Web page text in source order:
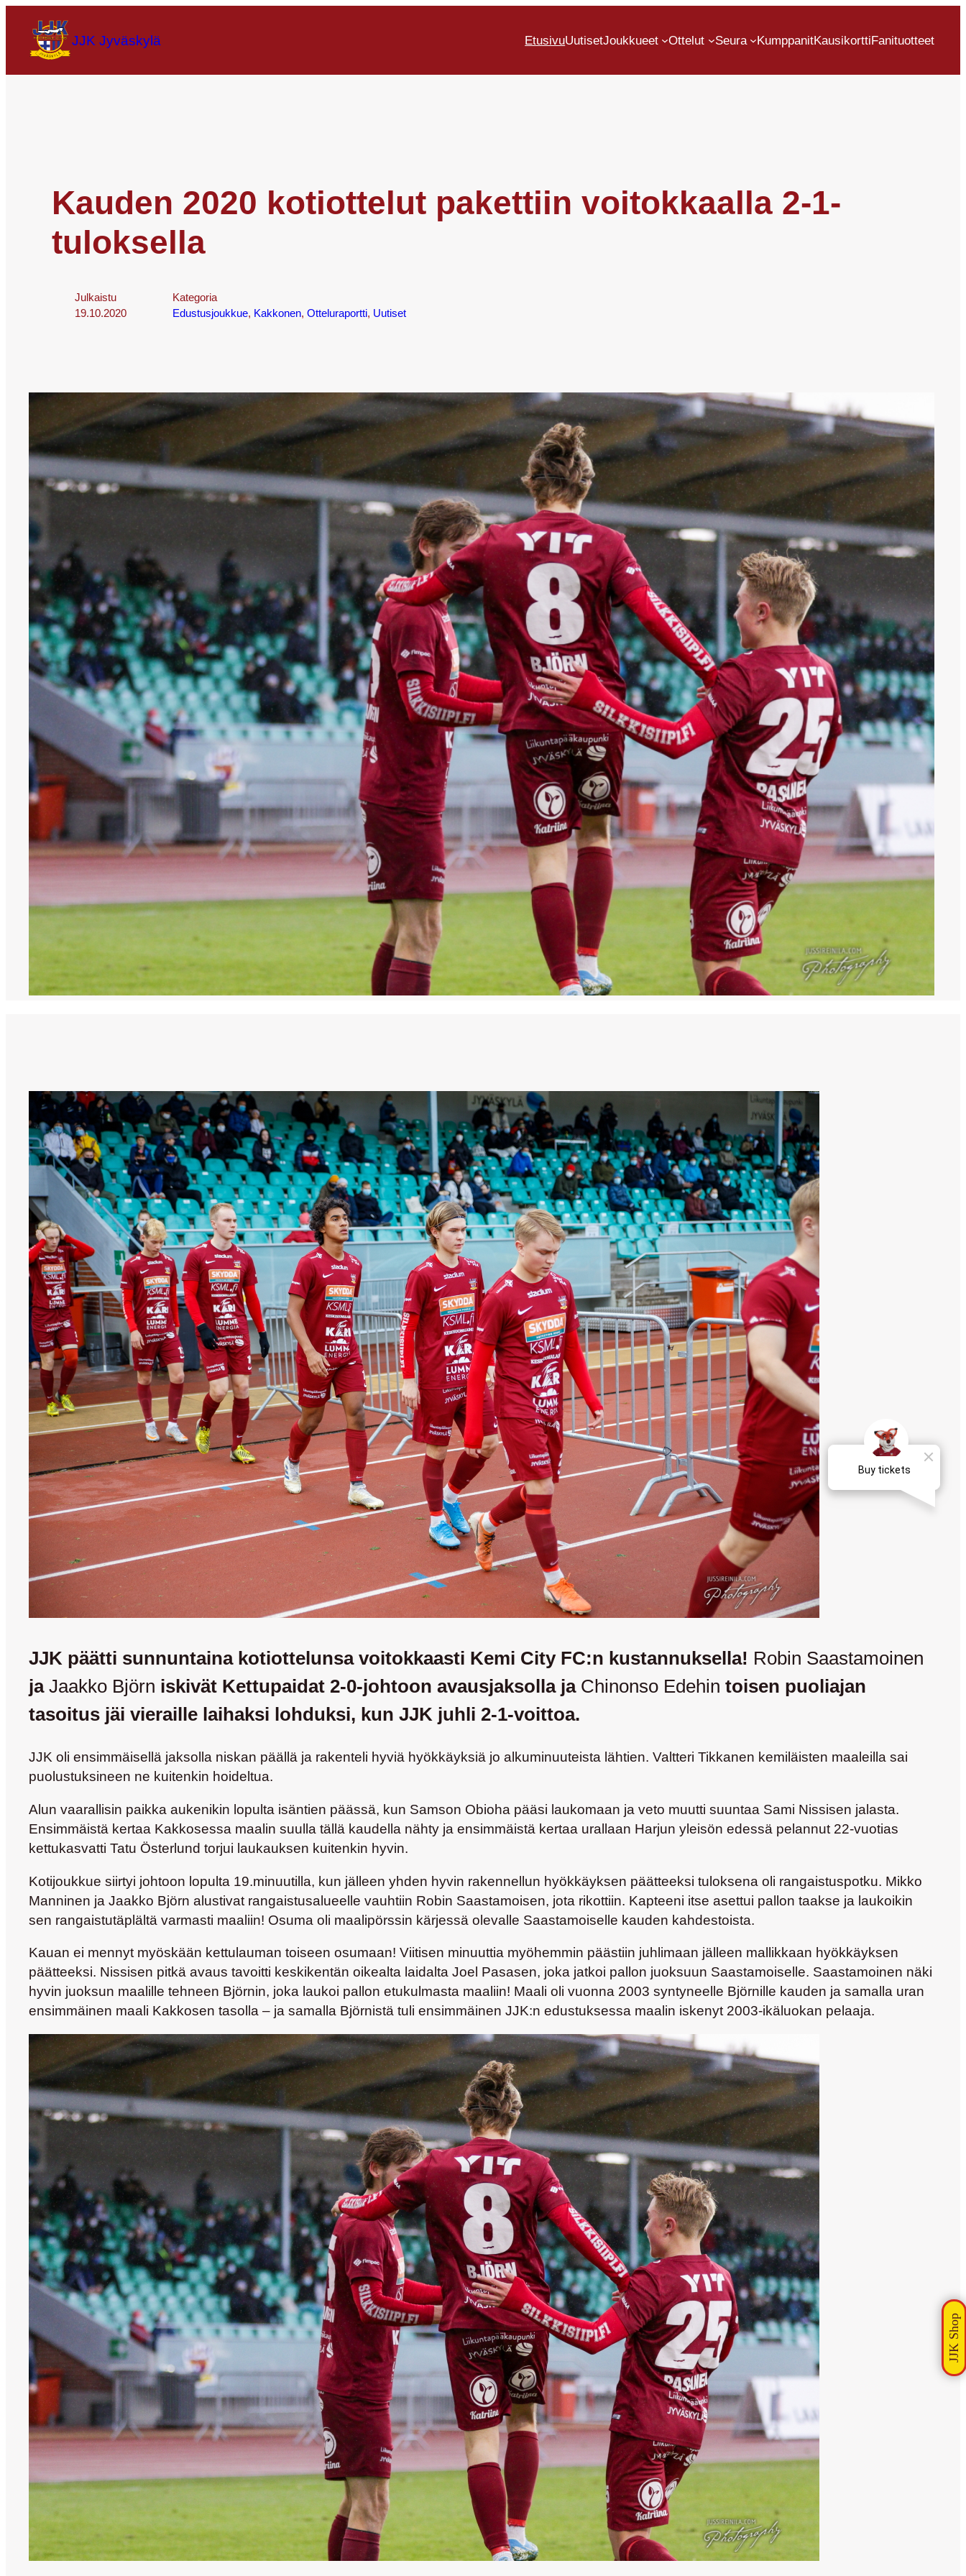
JJK Jyväskylä EtusivuUutisetJoukkueet Ottelut Seura KumppanitKausikorttiFanituotteet
Kauden 2020 kotiottelut pakettiin voitokkaalla 2-1-
tuloksella
Julkaistu
19.10.2020
Kategoria
Edustusjoukkue, Kakkonen, Otteluraportti, Uutiset
JJK päätti sunnuntaina kotiottelunsa voitokkaasti Kemi City FC:n kustannuksella! Robin Saastamoinen
ja Jaakko Björn iskivät Kettupaidat 2-0-johtoon avausjaksolla ja Chinonso Edehin toisen puoliajan
tasoitus jäi vieraille laihaksi lohduksi, kun JJK juhli 2-1-voittoa.
JJK oli ensimmäisellä jaksolla niskan päällä ja rakenteli hyviä hyökkäyksiä jo alkuminuuteista lähtien. Valtteri Tikkanen kemiläisten maaleilla sai
puolustuksineen ne kuitenkin hoideltua.
Alun vaarallisin paikka aukenikin lopulta isäntien päässä, kun Samson Obioha pääsi laukomaan ja veto muutti suuntaa Sami Nissisen jalasta.
Ensimmäistä kertaa Kakkosessa maalin suulla tällä kaudella nähty ja ensimmäistä kertaa urallaan Harjun yleisön edessä pelannut 22-vuotias
kettukasvatti Tatu Österlund torjui laukauksen kuitenkin hyvin.
Kotijoukkue siirtyi johtoon lopulta 19.minuutilla, kun jälleen yhden hyvin rakennellun hyökkäyksen päätteeksi tuloksena oli rangaistuspotku. Mikko
Manninen ja Jaakko Björn alustivat rangaistusalueelle vauhtiin Robin Saastamoisen, jota rikottiin. Kapteeni itse asettui pallon taakse ja laukoikin
sen rangaistutäplältä varmasti maaliin! Osuma oli maalipörssin kärjessä olevalle Saastamoiselle kauden kahdestoista.
Kauan ei mennyt myöskään kettulauman toiseen osumaan! Viitisen minuuttia myöhemmin päästiin juhlimaan jälleen mallikkaan hyökkäyksen
päätteeksi. Nissisen pitkä avaus tavoitti keskikentän oikealta laidalta Joel Pasasen, joka jatkoi pallon juoksuun Saastamoiselle. Saastamoinen näki
hyvin juoksun maalille tehneen Björnin, joka laukoi pallon etukulmasta maaliin! Maali oli vuonna 2003 syntyneelle Björnille kauden ja samalla uran
ensimmäinen maali Kakkosen tasolla – ja samalla Björnistä tuli ensimmäinen JJK:n edustuksessa maalin iskenyt 2003-ikäluokan pelaaja.